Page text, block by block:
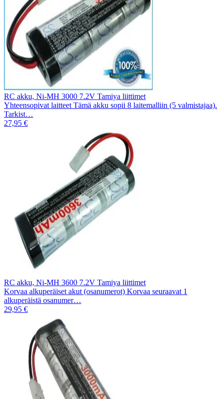
RC akku, Ni-MH 3000 7.2V Tamiya liittimet
Yhteensopivat laitteet Tämä akku sopii 8 laitemalliin (5 valmistajaa).
Tarkist…
27,95 €
RC akku, Ni-MH 3600 7.2V Tamiya liittimet
Korvaa alkuperäiset akut (osanumerot) Korvaa seuraavat 1
alkuperäistä osanumer…
29,95 €